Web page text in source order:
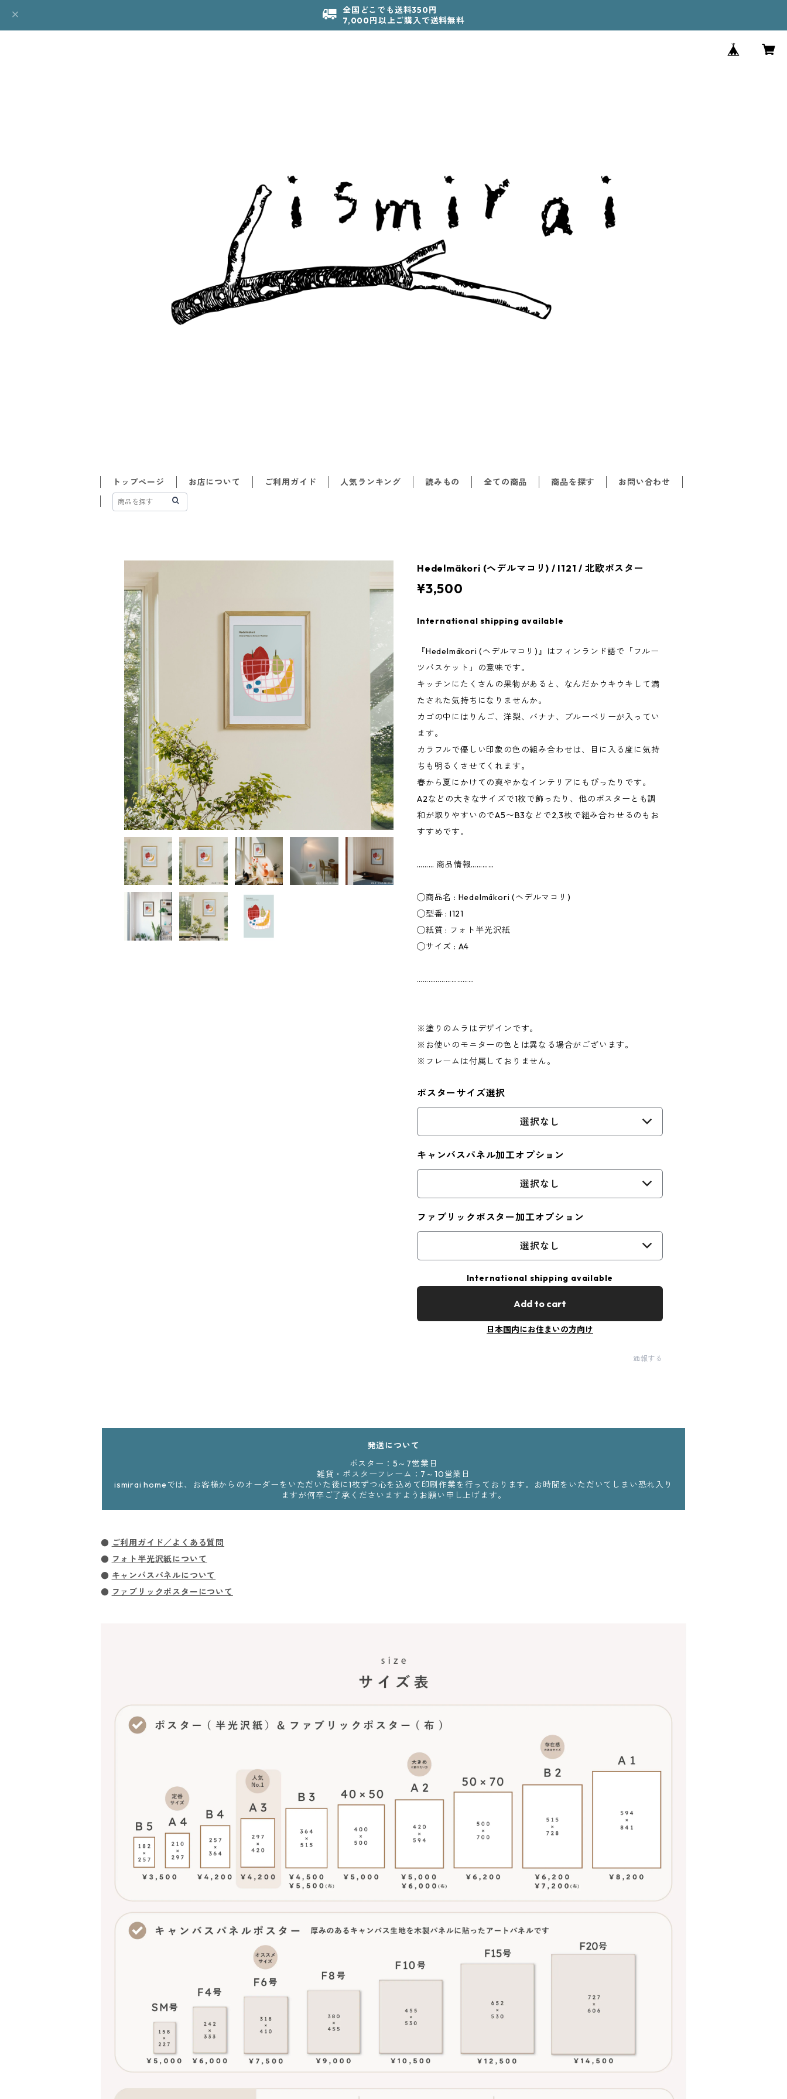
全国どこでも送料350円
7,000円以上ご購入で送料無料
トップページ お店について ご利用ガイド 人気ランキング 読みもの 全ての商品 商品を探す お問い合わせ
Hedelmäkori (ヘデルマコリ) / I121 / 北欧ポスター
¥3,500
International shipping available
『Hedelmäkori (ヘデルマコリ)』はフィンランド語で「フルー
ツバスケット」の意味です。
キッチンにたくさんの果物があると、なんだかウキウキして満
たされた気持ちになりませんか。
カゴの中にはりんご、洋梨、バナナ、ブルーベリーが入ってい
ます。
カラフルで優しい印象の色の組み合わせは、目に入る度に気持
ちも明るくさせてくれます。
春から夏にかけての爽やかなインテリアにもぴったりです。
A2などの大きなサイズで1枚で飾ったり、他のポスターとも調
和が取りやすいのでA5〜B3などで2,3枚で組み合わせるのもお
すすめです。
……… 商品情報…………
◯商品名 : Hedelmäkori (ヘデルマコリ)
◯型番 : I121
◯紙質 : フォト半光沢紙
◯サイズ : A4
…………………………
※塗りのムラはデザインです。
※お使いのモニターの色とは異なる場合がございます。
※フレームは付属しておりません。
ポスターサイズ選択
選択なし
キャンバスパネル加工オプション
選択なし
ファブリックポスター加工オプション
選択なし
International shipping available
Add to cart
日本国内にお住まいの方向け
通報する
発送について
ポスター：5～7営業日
雑貨・ポスターフレーム：7～10営業日
ismirai homeでは、お客様からのオーダーをいただいた後に1枚ずつ心を込めて印刷作業を行っております。お時間をいただいてしまい恐れ入り
ますが何卒ご了承くださいますようお願い申し上げます。
● ご利用ガイド／よくある質問
● フォト半光沢紙について
● キャンバスパネルについて
● ファブリックポスターについて